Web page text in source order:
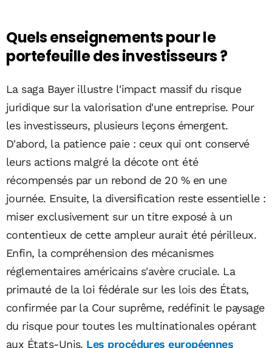
Quels enseignements pour le
portefeuille des investisseurs ?
La saga Bayer illustre l'impact massif du risque
juridique sur la valorisation d'une entreprise. Pour
les investisseurs, plusieurs leçons émergent.
D'abord, la patience paie : ceux qui ont conservé
leurs actions malgré la décote ont été
récompensés par un rebond de 20 % en une
journée. Ensuite, la diversification reste essentielle :
miser exclusivement sur un titre exposé à un
contentieux de cette ampleur aurait été périlleux.
Enfin, la compréhension des mécanismes
réglementaires américains s'avère cruciale. La
primauté de la loi fédérale sur les lois des États,
confirmée par la Cour suprême, redéfinit le paysage
du risque pour toutes les multinationales opérant
aux États-Unis. Les procédures européennes